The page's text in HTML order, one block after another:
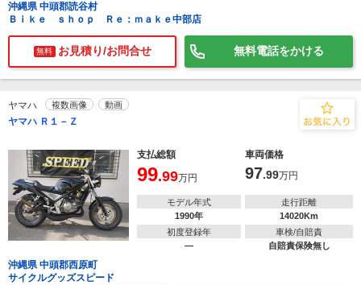
沖縄県 中頭郡読谷村
Ｂｉｋｅ ｓｈｏｐ Ｒｅ：ｍａｋｅ中部店
無料 お見積り/お問合せ 無料電話をかける
ヤマハ 複数画像 動画
ヤマハ Ｒ１－Ｚ
支払総額 車両価格
99.99万円 97.99万円
モデル年式
1990年
走行距離
14020Km
初度登録年
―
車検/自賠責
自賠責保険無し
沖縄県 中頭郡西原町
サイクルグッズスピード